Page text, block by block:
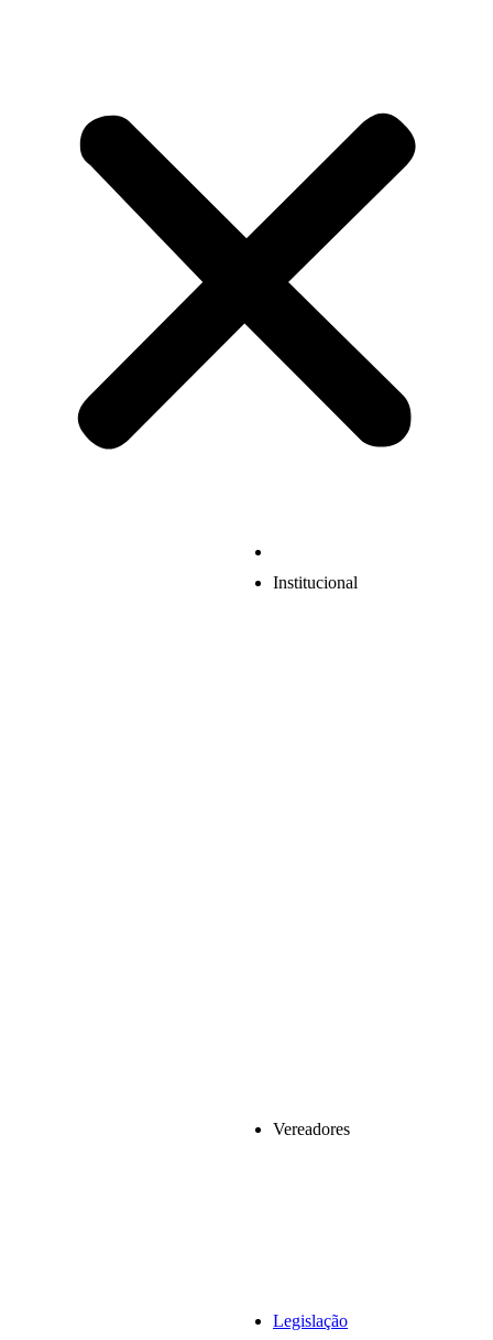
Institucional
Vereadores
Legislação